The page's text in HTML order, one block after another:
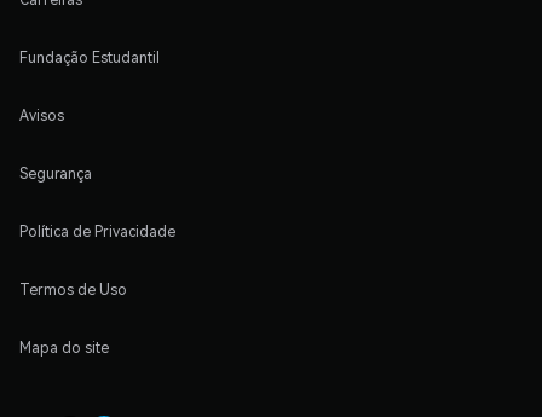
Fundação Estudantil
Avisos
Segurança
Política de Privacidade
Termos de Uso
Mapa do site